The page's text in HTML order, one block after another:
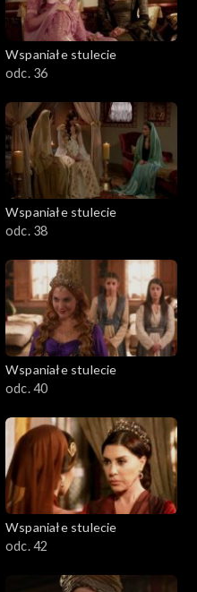
Wspaniałe stulecie
odc. 36
Wspaniałe stulecie
odc. 38
Wspaniałe stulecie
odc. 40
Wspaniałe stulecie
odc. 42